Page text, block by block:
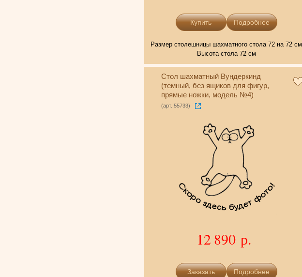
Подробнее
Размер столешницы шахматного стола 72 на 72 см
Высота стола 72 см
Стол шахматный Вундеркинд
(темный, без ящиков для фигур,
прямые ножки, модель №4)
(арт. 55733)
12 890 р.
Подробнее